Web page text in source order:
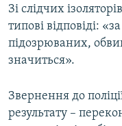
Зі слідчих
типові відповіді:
підозрюваних,
значиться».
Звернення до
результату –